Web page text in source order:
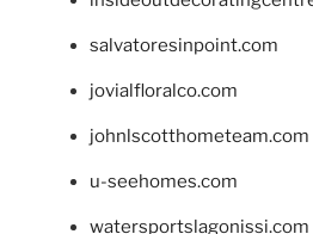
salvatoresinpoint.com
jovialfloralco.com
johnlscotthometeam.com
u-seehomes.com
watersportslagonissi.com